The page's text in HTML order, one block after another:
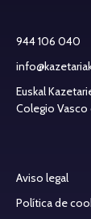
944 106 040
Euskal
Colegio Vasco
Aviso legal
Política de